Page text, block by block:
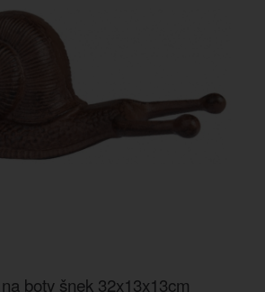
boty šnek 32x13x13cm